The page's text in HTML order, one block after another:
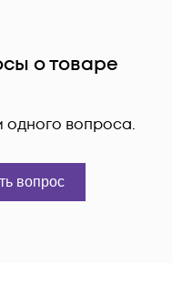
о товаре
одного вопроса.
вопрос